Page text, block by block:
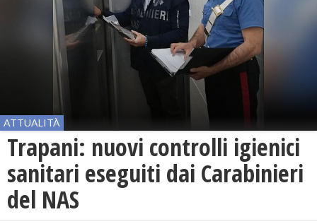
ATTUALITÀ
Trapani: nuovi controlli igienici
sanitari eseguiti dai Carabinieri
del NAS